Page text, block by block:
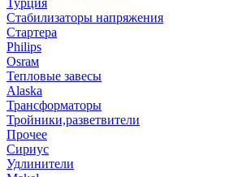
Турция
Стабилизаторы напряжения
Стартера
Philips
Оsrам
Тепловые завесы
Alaska
Трансформаторы
Тройники,разветвители
Прочее
Сириус
Удлинители